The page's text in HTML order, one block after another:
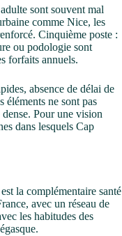
sont souvent mal
comme Nice, les
Cinquième poste :
ou podologie sont
forfaits annuels.
absence de délai de
éléments ne sont pas
Pour une vision
dans lesquels Cap
la complémentaire santé
avec un réseau de
les habitudes des